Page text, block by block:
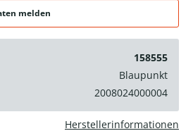
melden
158555
Blaupunkt
2008024000004
Herstellerinformationen